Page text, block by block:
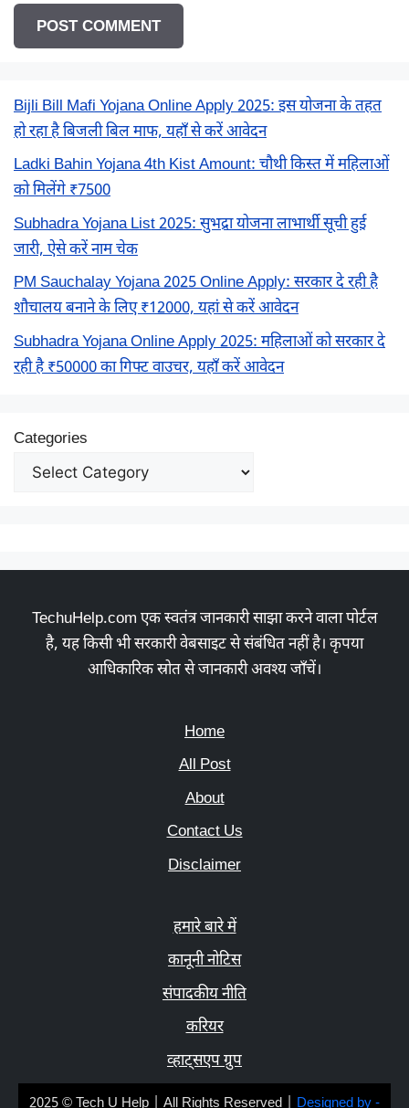
Bijli Bill Mafi Yojana Online Apply 2025: इस योजना के तहत
हो रहा है बिजली बिल माफ, यहाँ से करें आवेदन
Ladki Bahin Yojana 4th Kist Amount: चौथी किस्त में महिलाओं
को मिलेंगे ₹7500
Subhadra Yojana List 2025: सुभद्रा योजना लाभार्थी सूची हुई
जारी, ऐसे करें नाम चेक
PM Sauchalay Yojana 2025 Online Apply: सरकार दे रही है
शौचालय बनाने के लिए ₹12000, यहां से करें आवेदन
Subhadra Yojana Online Apply 2025: महिलाओं को सरकार दे
रही है ₹50000 का गिफ्ट वाउचर, यहाँ करें आवेदन
Categories
TechuHelp.com एक स्वतंत्र जानकारी साझा करने वाला पोर्टल
है, यह किसी भी सरकारी वेबसाइट से संबंधित नहीं है। कृपया
आधिकारिक स्रोत से जानकारी अवश्य जाँचें।
Home
All Post
About
Contact Us
Disclaimer
हमारे बारे में
कानूनी नोटिस
संपादकीय नीति
करियर
व्हाट्सएप ग्रुप
2025 © Tech U Help | All Rights Reserved | Designed by -